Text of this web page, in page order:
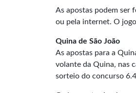
As apostas podem ser
ou pela internet. O
Quina de São João
As apostas para a
volante da Quina, nas
sorteio do concurso